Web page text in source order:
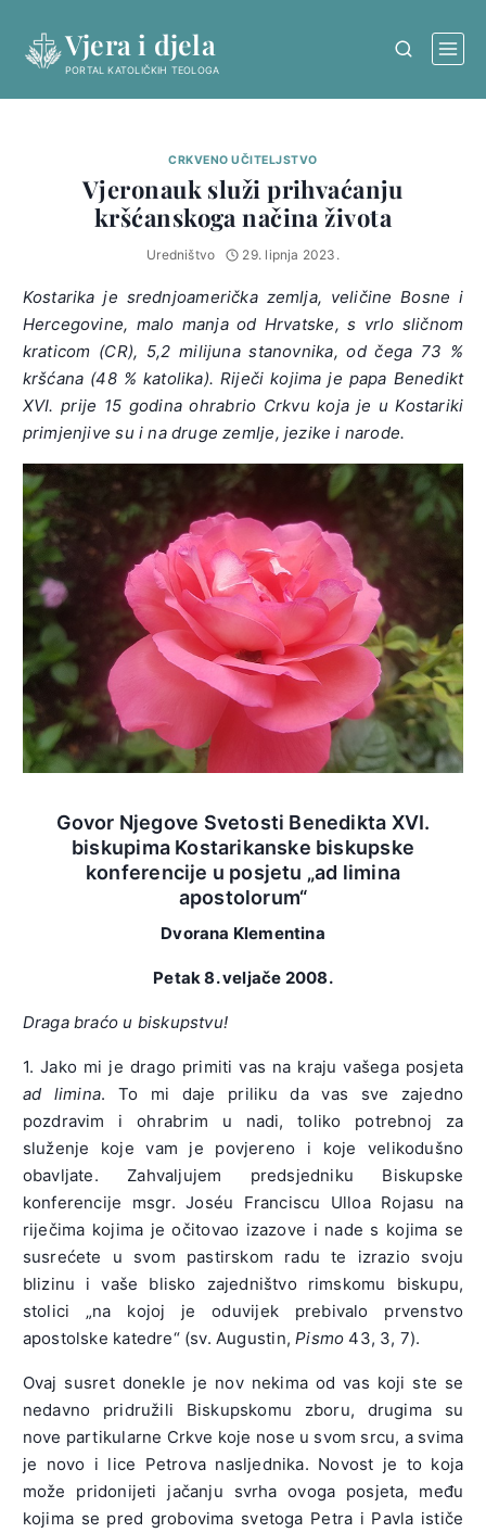
content
Vjera i djela
PORTAL KATOLIČKIH TEOLOGA
CRKVENO UČITELJSTVO
Vjeronauk služi prihvaćanju
kršćanskoga načina života
Uredništvo 29. lipnja 2023.
Kostarika je srednjoamerička zemlja, veličine Bosne i
Hercegovine, malo manja od Hrvatske, s vrlo sličnom
kraticom (CR), 5,2 milijuna stanovnika, od čega 73 %
kršćana (48 % katolika). Riječi kojima je papa Benedikt
XVI. prije 15 godina ohrabrio Crkvu koja je u Kostariki
primjenjive su i na druge zemlje, jezike i narode.
Govor Njegove Svetosti Benedikta XVI.
biskupima Kostarikanske biskupske
konferencije u posjetu „ad limina
apostolorum“
Dvorana Klementina
Petak 8. veljače 2008.
Draga braćo u biskupstvu!
1. Jako mi je drago primiti vas na kraju vašega posjeta
ad limina. To mi daje priliku da vas sve zajedno
pozdravim i ohrabrim u nadi, toliko potrebnoj za
služenje koje vam je povjereno i koje velikodušno
obavljate. Zahvaljujem predsjedniku Biskupske
konferencije msgr. Joséu Franciscu Ulloa Rojasu na
riječima kojima je očitovao izazove i nade s kojima se
susrećete u svom pastirskom radu te izrazio svoju
blizinu i vaše blisko zajedništvo rimskomu biskupu,
stolici „na kojoj je oduvijek prebivalo prvenstvo
apostolske katedre“ (sv. Augustin,Pismo 43, 3, 7).
Ovaj susret donekle je nov nekima od vas koji ste se
nedavno pridružili Biskupskomu zboru, drugima su
nove partikularne Crkve koje nose u svom srcu, a svima
je novo i lice Petrova nasljednika. Novost je to koja
može pridonijeti jačanju svrha ovoga posjeta, među
kojima se pred grobovima svetoga Petra i Pavla ističe